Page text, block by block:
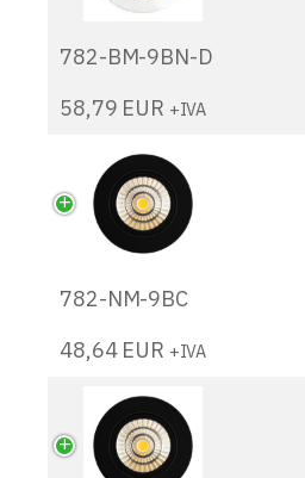
782-BM-9BN-D
58,79 EUR +IVA
782-NM-9BC
48,64 EUR +IVA